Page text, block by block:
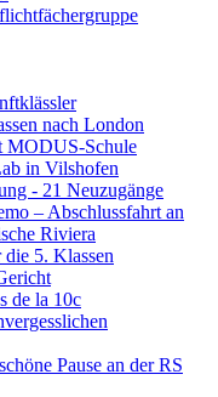
nach London
MODUS-Schule
in Vilshofen
- 21 Neuzugänge
– Abschlussfahrt an
Riviera
5. Klassen
de la 10c
Pause an der RS